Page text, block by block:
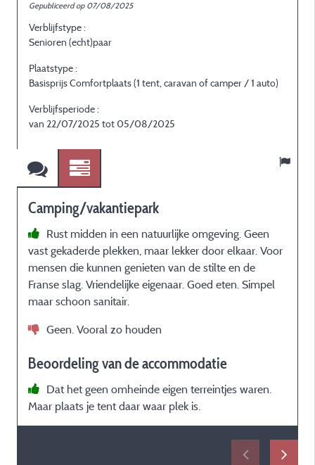
Gepubliceerd op 07/08/2025
Verblijfstype :
Senioren (echt)paar
Plaatstype :
Basisprijs Comfortplaats (1 tent, caravan of camper / 1 auto)
Verblijfsperiode :
van 22/07/2025 tot 05/08/2025
Camping/vakantiepark
Rust midden in een natuurlijke omgeving. Geen
vast gekaderde plekken, maar lekker door elkaar. Voor
mensen die kunnen genieten van de stilte en de
Franse slag. Vriendelijke eigenaar. Goed eten. Simpel
maar schoon sanitair.
Geen. Vooral zo houden
Beoordeling van de accommodatie
Dat het geen omheinde eigen terreintjes waren.
Maar plaats je tent daar waar plek is.